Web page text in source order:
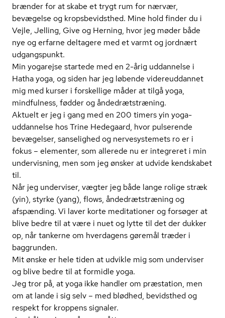
brænder for at skabe et trygt rum for nærvær,
bevægelse og kro­ps­be­vidst­hed. Mine hold finder du i
Vejle, Jelling, Give og Herning, hvor jeg møder både
nye og erfarne deltagere med et varmt og jordnært
udgangspunkt.
Min yogarejse startede med en 2-årig uddannelse i
Hatha yoga, og siden har jeg løbende videreuddannet
mig med kurser i forskellige måder at tilgå yoga,
mindfulness, fødder og ån­de­dræt­stræ­ning.
Aktuelt er jeg i gang med en 200 timers yin yoga-
uddannelse hos Trine Hedegaard, hvor pulserende
bevægelser, sanselighed og nervesystemets ro er i
fokus – elementer, som allerede nu er integreret i min
undervisning, men som jeg ønsker at udvide kendskabet
til.
Når jeg underviser, vægter jeg både lange rolige stræk
(yin), styrke (yang), flows, ån­de­dræt­stræ­ning og
afspænding. Vi laver korte meditationer og forsøger at
blive bedre til at være i nuet og lytte til det der dukker
op, når tankerne om hverdagens gøremål træder i
baggrunden.
Mit ønske er hele tiden at udvikle mig som underviser
og blive bedre til at formidle yoga.
Jeg tror på, at yoga ikke handler om præstation, men
om at lande i sig selv – med blødhed, bevidsthed og
respekt for kroppens signaler.